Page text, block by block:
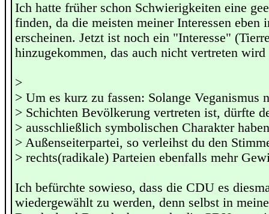
Ich hatte früher schon Schwierigkeiten eine
finden, da die meisten meiner Interessen eben
erscheinen. Jetzt ist noch ein "Interesse"
hinzugekommen, das auch nicht vertreten wird
>
> Um es kurz zu fassen: Solange Veganismus
> Schichten Bevölkerung vertreten ist, dürfte
> ausschließlich symbolischen Charakter
> Außenseiterpartei, so verleihst du den
> rechts(radikale) Parteien ebenfalls mehr
Ich befürchte sowieso, dass die CDU es
wiedergewählt zu werden, denn selbst in